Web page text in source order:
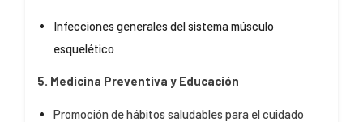
Infecciones generales del sistema músculo
esquelético
5. Medicina Preventiva y Educación
Promoción de hábitos saludables para el cuidado